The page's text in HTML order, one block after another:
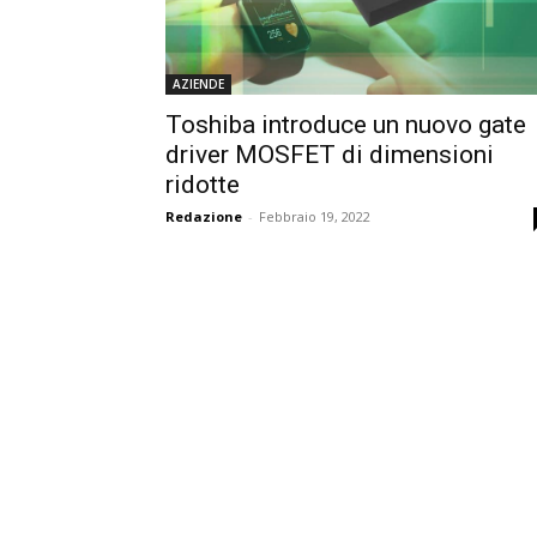
AZIENDE
Toshiba introduce un nuovo gate
driver MOSFET di dimensioni
ridotte
Redazione - Febbraio 19, 2022